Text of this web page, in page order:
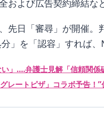
および広告契約締結な
先日「審尋」が開催
」を「認容」すれば
い」….弁護士見解「信頼関係
レートピザ」コラボ予告！”